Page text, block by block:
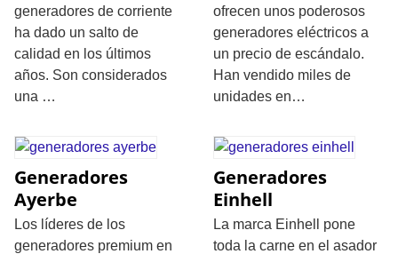
generadores de corriente
ha dado un salto de
calidad en los últimos
años. Son considerados
una …
ofrecen unos poderosos
generadores eléctricos a
un precio de escándalo.
Han vendido miles de
unidades en…
Generadores
Ayerbe
Los líderes de los
generadores premium en
Generadores
Einhell
La marca Einhell pone
toda la carne en el asador